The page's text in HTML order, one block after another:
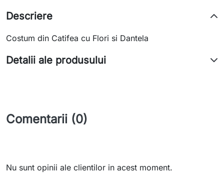
Descriere
Costum din Catifea cu Flori si Dantela
Detalii ale produsului
Comentarii (0)
Nu sunt opinii ale clientilor in acest moment.